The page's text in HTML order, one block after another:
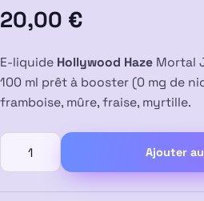
20,00 €
E-liquide Hollywood Haze Mortal
100 ml prêt à booster (0 mg de
framboise, mûre, fraise, myrtille.
quantité
E-
liquide
Ajouter